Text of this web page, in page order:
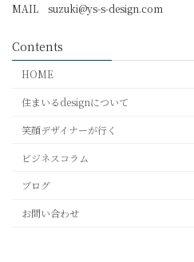
MAIL suzuki@ys-s-design.com
Contents
HOME
住まいるdesignについて
笑顔デザイナーが行く
ビジネスコラム
ブログ
お問い合わせ